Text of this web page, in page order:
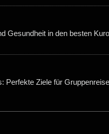
Gesundheit in den besten
Perfekte Ziele für